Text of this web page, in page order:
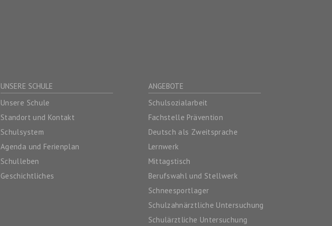
UNSERE SCHULE
Unsere Schule
Standort und Kontakt
Schulsystem
Agenda und Ferienplan
Schulleben
Geschichtliches
ANGEBOTE
Schulsozialarbeit
Fachstelle Prävention
Deutsch als Zweitsprache
Lernwerk
Mittagstisch
Berufswahl und Stellwerk
Schneesportlager
Schulzahnärztliche Untersuchung
Schulärztliche Untersuchung